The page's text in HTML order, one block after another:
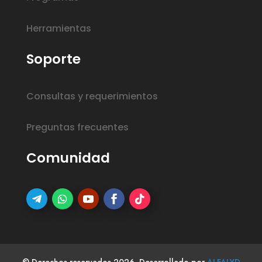
Herramientas
Soporte
Consultas y requerimientos
Preguntas frecuentes
Comunidad